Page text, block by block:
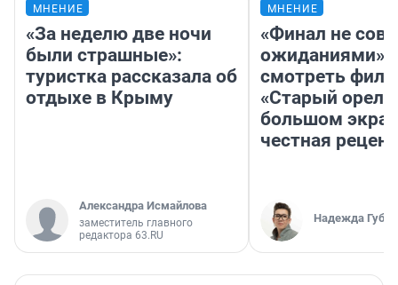
МНЕНИЕ
«За неделю две ночи
были страшные»:
туристка рассказала об
отдыхе в Крыму
Александра Исмайлова
заместитель главного
редактора 63.RU
МНЕНИЕ
«Финал не
ожиданиями»:
смотреть
«Старый орел»
большом
честная
Надежда